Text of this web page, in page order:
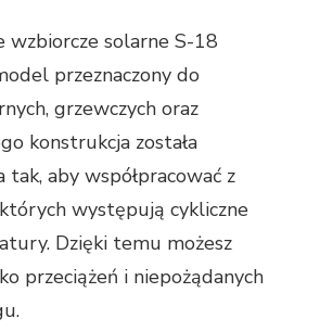
wzbiorcze solarne S-18
przeznaczony do
grzewczych oraz
konstrukcja została
tak, aby współpracować z
występują cykliczne
Dzięki temu możesz
przeciążeń i niepożądanych